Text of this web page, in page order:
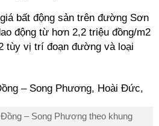
bất động sản trên đường Sơn
động từ hơn 2,2 triệu đồng/m2
tùy vị trí đoạn đường và loại
– Song Phương theo khung